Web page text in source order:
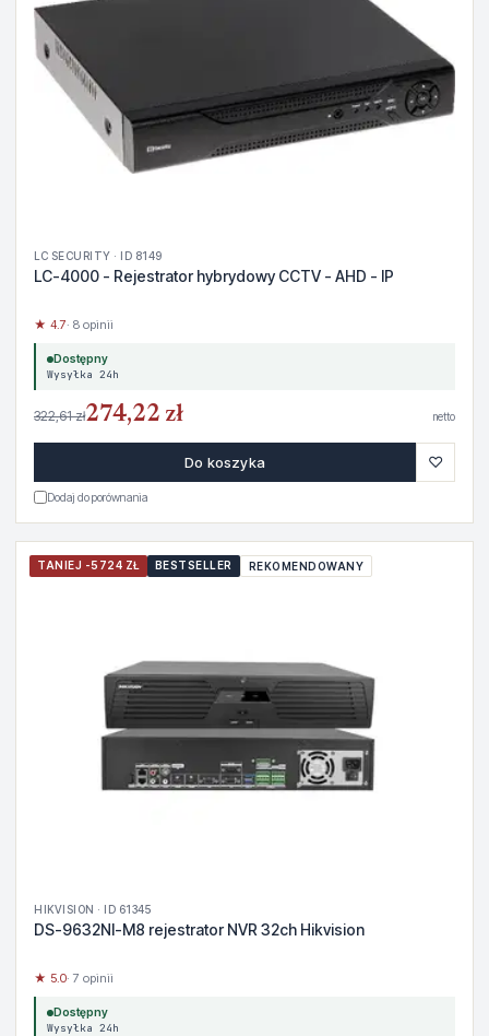
LC SECURITY · ID 8149
LC-4000 - Rejestrator hybrydowy CCTV - AHD - IP
★ 4.7· 8 opinii
Dostępny
Wysyłka 24h
322,61 zł274,22 zł netto
Do koszyka ♡
Dodaj do porównania
TANIEJ -5724 ZŁ BESTSELLER REKOMENDOWANY
HIKVISION · ID 61345
DS-9632NI-M8 rejestrator NVR 32ch Hikvision
★ 5.0· 7 opinii
Dostępny
Wysyłka 24h